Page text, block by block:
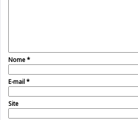
Nome*
E-mail*
Site